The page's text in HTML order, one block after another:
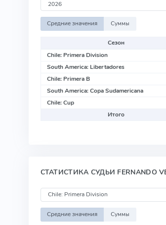
Средние значения Суммы
Сезон
Chile: Primera Division
South America: Libertadores
Chile: Primera B
South America: Copa Sudamericana
Chile: Cup
Итого
СТАТИСТИКА СУДЬИ FERNANDO
Средние значения Суммы